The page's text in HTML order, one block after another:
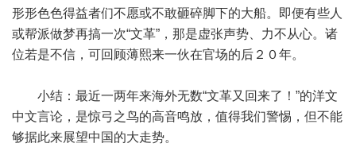
形形色色得益者们不愿或不敢砸碎脚下的大船。即便有些人
或帮派做梦再搞一次“文革”，那是虚张声势、力不从心。诸
位若是不信，可回顾薄熙来一伙在官场的后２０年。
小结：最近一两年来海外无数“文革又回来了！”的洋文
中文言论，是惊弓之鸟的高音鸣放，值得我们警惕，但不能
够据此来展望中国的大走势。